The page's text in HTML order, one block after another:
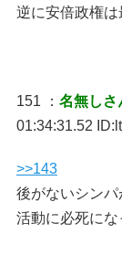
逆に安倍政権
151 ： 名無しさ
01:34:31.52
>>143
後がないシン
活動に必死にな